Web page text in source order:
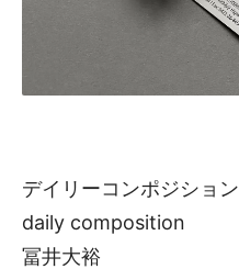
デイリーコンポジション
daily composition
冨井大裕